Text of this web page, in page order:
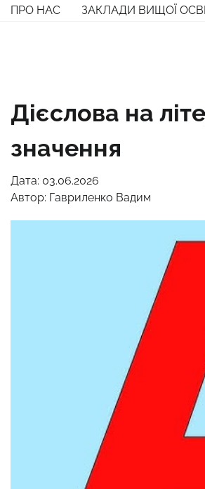
Перейти
ПРО НАС ЗАКЛАДИ ВИЩОЇ
Дієслова на
значення
Дата: 03.06.2026
Автор: Гавриленко Вадим